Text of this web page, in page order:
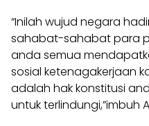
“Inilah wujud negara
sahabat-sahabat para
anda semua
sosial ketenagakerjaan
adalah hak konstitusi
untuk terlindungi,”imbuh